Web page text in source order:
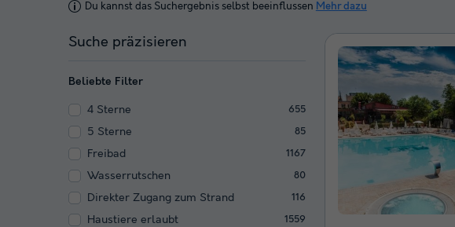
Du kannst das Suchergebnis selbst beeinflussen Mehr dazu
Suche präzisieren
Beliebte Filter
4 Sterne 655
5 Sterne 85
Freibad 1167
Wasserrutschen 80
Direkter Zugang zum Strand 116
Haustiere erlaubt 1559